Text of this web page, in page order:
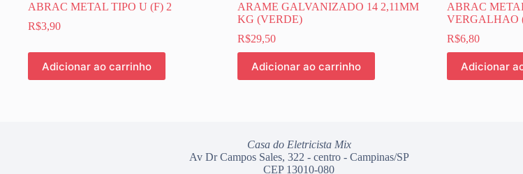
ABRAC METAL TIPO U (F) 2
R$3,90
Adicionar ao carrinho
ARAME GALVANIZADO 14 2,11MM
KG (VERDE)
R$29,50
Adicionar ao carrinho
ABRAC
VERGALHAO
R$6,80
Adicionar
Casa do Eletricista Mix
Av Dr Campos Sales, 322 - centro - Campinas/SP
CEP 13010-080